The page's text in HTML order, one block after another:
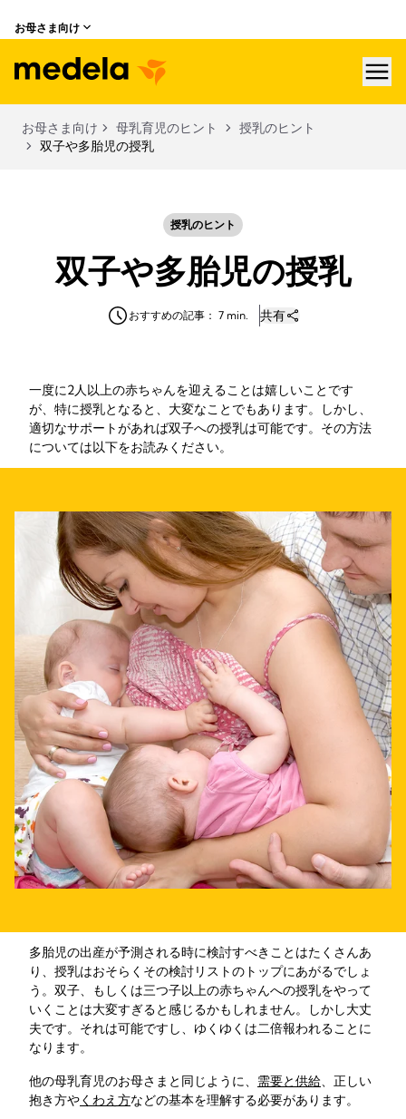
お母さま向け
お母さま向け 母乳育児のヒント
授乳のヒント
双子や多胎児の授乳
授乳のヒント
双子や多胎児の授乳
おすすめの記事： 7 min. 共有
一度に2人以上の赤ちゃんを迎えることは嬉しいことです
が、特に授乳となると、大変なことでもあります。しかし、
適切なサポートがあれば双子への授乳は可能です。その方法
については以下をお読みください。
多胎児の出産が予測される時に検討すべきことはたくさんあ
り、授乳はおそらくその検討リストのトップにあがるでしょ
う。双子、もしくは三つ子以上の赤ちゃんへの授乳をやって
いくことは大変すぎると感じるかもしれません。しかし大丈
夫です。それは可能ですし、ゆくゆくは二倍報われることに
なります。
他の母乳育児のお母さまと同じように、 需要と供給、正しい
抱き方やくわえ方などの基本を理解する必要があります。